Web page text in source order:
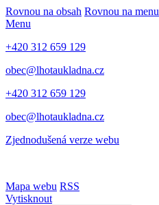
Rovnou na obsah Rovnou na menu
Menu
+420 312 659 129
obec@lhotaukladna.cz
+420 312 659 129
obec@lhotaukladna.cz
Zjednodušená verze webu
Mapa webu RSS
Vytisknout